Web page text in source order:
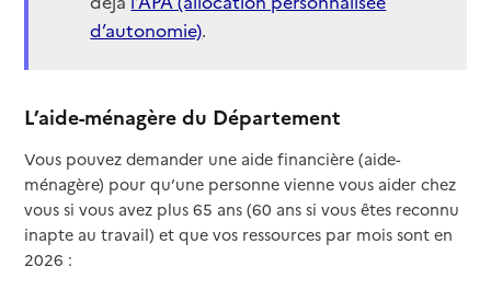
d’autonomie).
L’aide-ménagère du Département
Vous pouvez demander une aide financière (aide-
ménagère) pour qu’une personne vienne vous aider chez
vous si vous avez plus 65 ans (60 ans si vous êtes reconnu
inapte au travail) et que vos ressources par mois sont en
2026 :